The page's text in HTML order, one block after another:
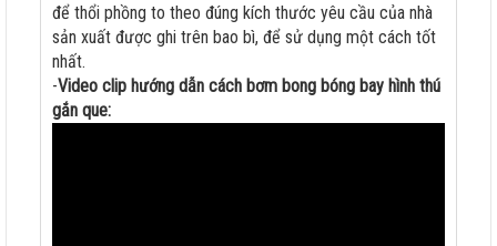
để thổi phồng to theo đúng kích thước yêu cầu của nhà
sản xuất được ghi trên bao bì, để sử dụng một cách tốt
nhất.
-Video clip hướng dẫn cách bơm bong bóng bay hình thú
gắn que: